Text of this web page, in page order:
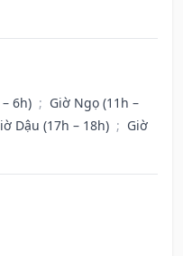
6h) ; Giờ Ngọ (11h –
Dậu (17h – 18h) ; Giờ